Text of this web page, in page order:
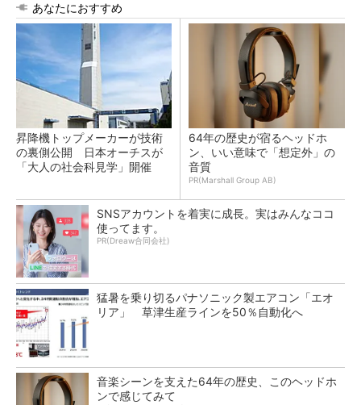
あなたにおすすめ
昇降機トップメーカーが技術
の裏側公開 日本オーチスが
「大人の社会科見学」開催
64年の歴史が宿るヘッドホ
ン、いい意味で「想定外」の
音質
PR(Marshall Group AB)
SNSアカウントを着実に成長。実はみんなココ
使ってます。
PR(Dreaw合同会社)
猛暑を乗り切るパナソニック製エアコン「エオ
リア」 草津生産ラインを50％自動化へ
音楽シーンを支えた64年の歴史、このヘッドホ
ンで感じてみて